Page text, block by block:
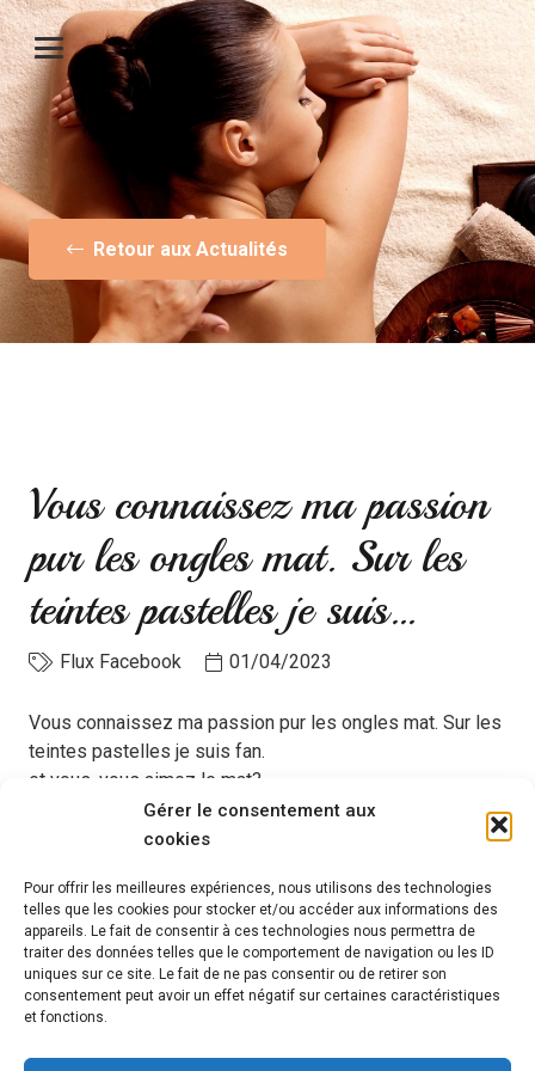
Gérer le consentement aux
cookies
Pour offrir les meilleures expériences, nous utilisons des technologies
telles que les cookies pour stocker et/ou accéder aux informations des
appareils. Le fait de consentir à ces technologies nous permettra de
traiter des données telles que le comportement de navigation ou les ID
uniques sur ce site. Le fait de ne pas consentir ou de retirer son
consentement peut avoir un effet négatif sur certaines caractéristiques
et fonctions.
Retour aux Actualités
Vous connaissez ma passion
pur les ongles mat. Sur les
teintes pastelles je suis…
Flux Facebook 01/04/2023
Vous connaissez ma passion pur les ongles mat. Sur les
teintes pastelles je suis fan.
et vous, vous aimez le mat?
#yellownails
#instinctbeauteaurore##instinctbeautébyaurore
#institutdebeaute #stnazaire #stnazaire #labaule
#pornichet #nailsart #flowernails #flower #m#matnails
#matnailsart #onglesdeprintemps #springnails